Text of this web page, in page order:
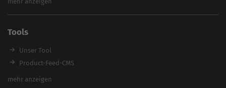
Enterprise SEO Agentur
Workshops
Tools
Unser Tool
Product-Feed-CMS
Website Analyse
mehr anzeigen